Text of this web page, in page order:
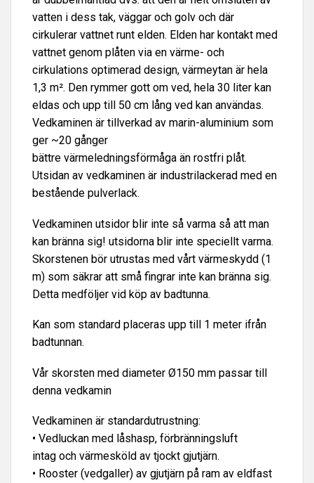
vatten i dess tak, väggar och golv och där
cirkulerar vattnet runt elden. Elden har kontakt med
vattnet genom plåten via en värme- och
cirkulations optimerad design, värmeytan är hela
1,3 m². Den rymmer gott om ved, hela 30 liter kan
eldas och upp till 50 cm lång ved kan användas.
Vedkaminen är tillverkad av marin-aluminium som
ger ~20 gånger
bättre värmeledningsförmåga än rostfri plåt.
Utsidan av vedkaminen är industrilackerad med en
bestående pulverlack.
Vedkaminen utsidor blir inte så varma så att man
kan bränna sig! utsidorna blir inte speciellt varma.
Skorstenen bör utrustas med vårt värmeskydd (1
m) som säkrar att små fingrar inte kan bränna sig.
Detta medföljer vid köp av badtunna.
Kan som standard placeras upp till 1 meter ifrån
badtunnan.
Vår skorsten med diameter Ø150 mm passar till
denna vedkamin
Vedkaminen är standardutrustning:
• Vedluckan med låshasp, förbränningsluft
intag och värmesköld av tjockt gjutjärn.
• Rooster (vedgaller) av gjutjärn på ram av eldfast